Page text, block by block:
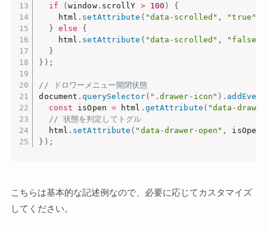
if
(window. scrollY > 100 )
{
    html
. setAttribute ( "data-scrolled" , "true"
} else
{
    html
. setAttribute ( "data-scrolled" , "false"
}
} ) ;
// ドロワーメニュー開閉状態
document .querySelector( ".drawer-icon" ) .
const isOpen = html . getAttribute ( "data-
// 状態を判定してトグル
  html
. setAttribute ( "data-drawer-open" , isOpen
} ) ;
こちらは基本的な記述例なので、必要に応じてカスタマイズ
してください。